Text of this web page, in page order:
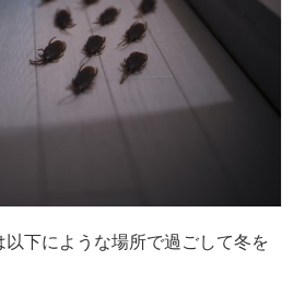
下にような場所で過ごして冬を